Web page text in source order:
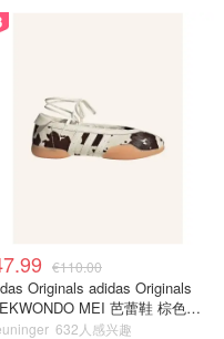
€110.00
Originals adidas Originals
MEI 芭蕾鞋 棕色米
632人感兴趣